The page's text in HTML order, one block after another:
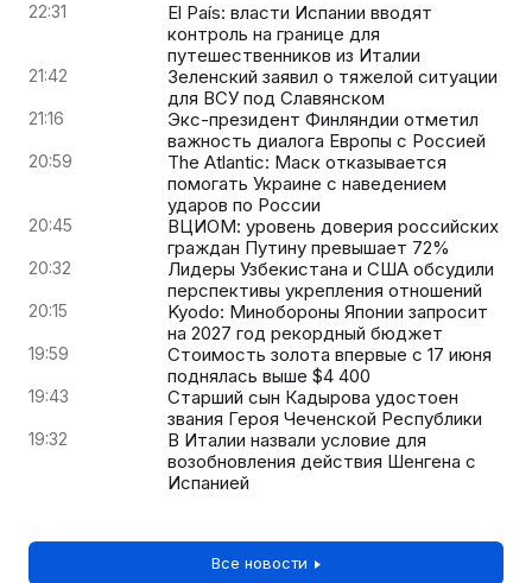
22:31
El País: власти Испании вводят
контроль на границе для
путешественников из Италии
21:42
Зеленский заявил о тяжелой ситуации
для ВСУ под Славянском
21:16
Экс-президент Финляндии отметил
важность диалога Европы с Россией
20:59
The Atlantic: Маск отказывается
помогать Украине с наведением
ударов по России
20:45
ВЦИОМ: уровень доверия российских
граждан Путину превышает 72%
20:32
Лидеры Узбекистана и США обсудили
перспективы укрепления отношений
20:15
Kyodo: Минобороны Японии запросит
на 2027 год рекордный бюджет
19:59
Стоимость золота впервые с 17 июня
поднялась выше $4 400
19:43
Старший сын Кадырова удостоен
звания Героя Чеченской Республики
19:32
В Италии назвали условие для
возобновления действия Шенгена с
Испанией
Все новости